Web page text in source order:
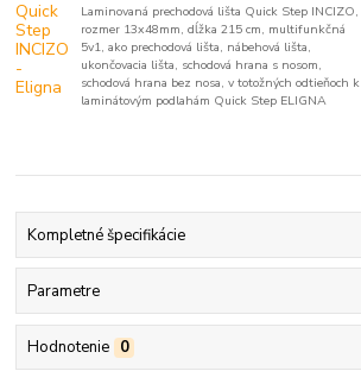
Laminovaná prechodová lišta Quick Step INCIZO,
rozmer 13x48mm, dĺžka 215 cm, multifunkčná
5v1, ako prechodová lišta, nábehová lišta,
ukončovacia lišta, schodová hrana s nosom,
schodová hrana bez nosa, v totožných odtieňoch k
laminátovým podlahám Quick Step ELIGNA
Kompletné špecifikácie
Parametre
Hodnotenie 0